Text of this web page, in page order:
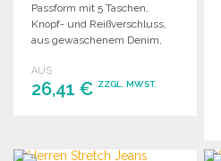
Passform mit 5 Taschen,
Knopf- und Reißverschluss,
aus gewaschenem Denim,
AUS
26,41 € ZZGL. MWST.
Angebot anfordern